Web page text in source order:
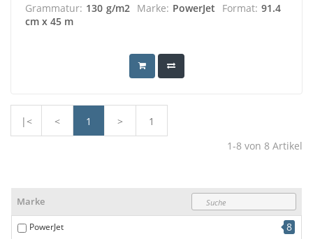
Grammatur: 130 g/m2 Marke: PowerJet Format: 91.4
cm x 45 m
|< < 1 >
1
1-8 von 8 Artikel
Marke
PowerJet 8